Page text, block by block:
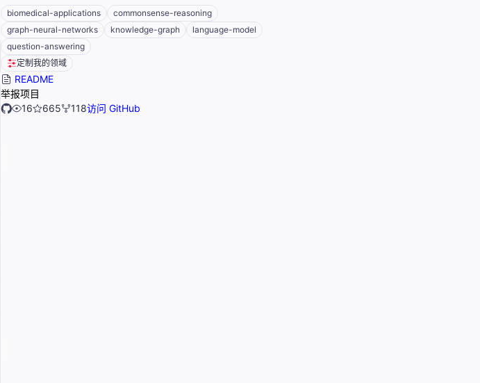
biomedical-applications
commonsense-reasoning
graph-neural-networks
knowledge-graph
language-model
question-answering
定制我的领域
README
举报项目
16
665 118访问 GitHub